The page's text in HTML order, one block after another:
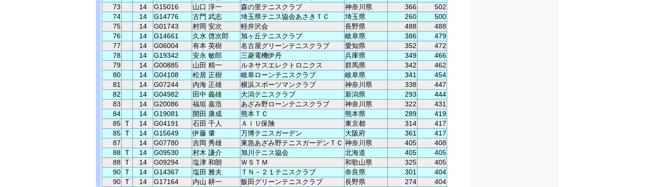
73
14 G15016 山口 淳一 森の里テニスクラブ 神奈川県 366
502
74
14 G14776 古門 武志 埼玉県テニス協会あさきＴＣ 埼玉県 260
500
75
14 G01743 村岡 安次 軽井沢会 長野県 488
488
76
14 G14661 久水 啓次郎 旭ヶ丘テニスクラブ 岐阜県 386
479
77
14 G06004 有本 英樹 名古屋グリーンテニスクラブ 愛知県 352
472
78
14 G19342 安永 敏郎 三菱電機伊丹 兵庫県 349
466
79
14 G00885 山田 精一 ルネサスエレクトロニクス 群馬県 342
462
80
14 G04108 松居 正樹 岐阜ローンテニスクラブ 岐阜県 341
454
81
14 G07244 内海 正雄 横浜スポーツマンクラブ 神奈川県 338
447
82
14 G04982 田中 義雄 大潟テニスクラブ 新潟県 293
444
83
14 G20086 福垣 嘉浩 あざみ野ローンテニスクラブ 神奈川県 322
431
84
14 G19081 開田 康成 熊本ＴＣ 熊本県 289
419
85 T 14 G04191 石田 千人 ＡＩＵ保険 東京都 314
417
85 T 14 G15649 伊藤 肇 万博テニスガーデン 大阪府 361
417
87
14 G07780 吉岡 秀雄 東急あざみ野テニスガーデンＴＣ 神奈川県 405
408
88 T 14 G09530 村木 謙介 旭川テニス協会 北海道 405
405
88 T 14 G09294 塩津 和朗 ＷＳＴＭ 和歌山県 325
405
90 T 14 G14367 塩田 雅夫 ＴＮ－２１テニスクラブ 奈良県 301
404
90 T 14 G17164 内山 耕一 飯田グリーンテニスクラブ 長野県 274
404